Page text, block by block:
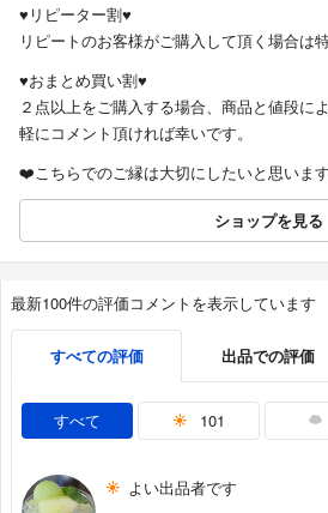
♥️リピーター割♥️
リピートのお客様がご購入して頂く場合は
♥️おまとめ買い割♥️
２点以上をご購入する場合、商品と値段に
軽にコメント頂ければ幸いです。
❤️こちらでのご縁は大切にしたいと思いま
ショップを見る
最新100件の評価コメントを表示しています
すべての評価 出品での評価
すべて 101
よい出品者です